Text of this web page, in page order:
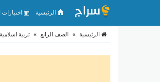
الرئيسية اختبارات
الرئيسية » الصف الرابع » تربية اسلامية